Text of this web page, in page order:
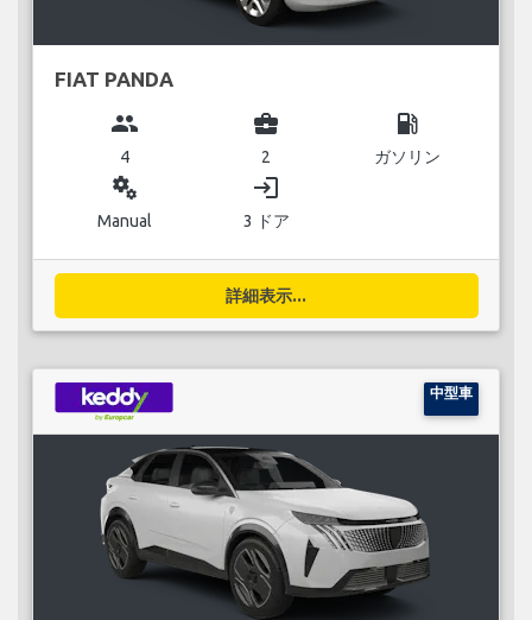
FIAT PANDA
group
4
business_center
2
local_gas_station
ガソリン
miscellaneous_services
Manual
login
3 ドア
詳細表示...
中型車